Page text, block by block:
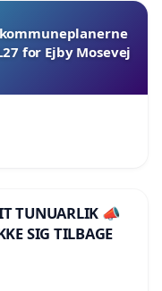
for Ejby Mosevej
TUNUARLIK 📣
SIG TILBAGE